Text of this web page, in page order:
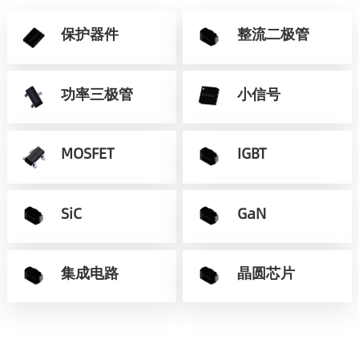
保护器件 整流二极管
功率三极管 小信号
MOSFET IGBT
SiC GaN
集成电路 晶圆芯片